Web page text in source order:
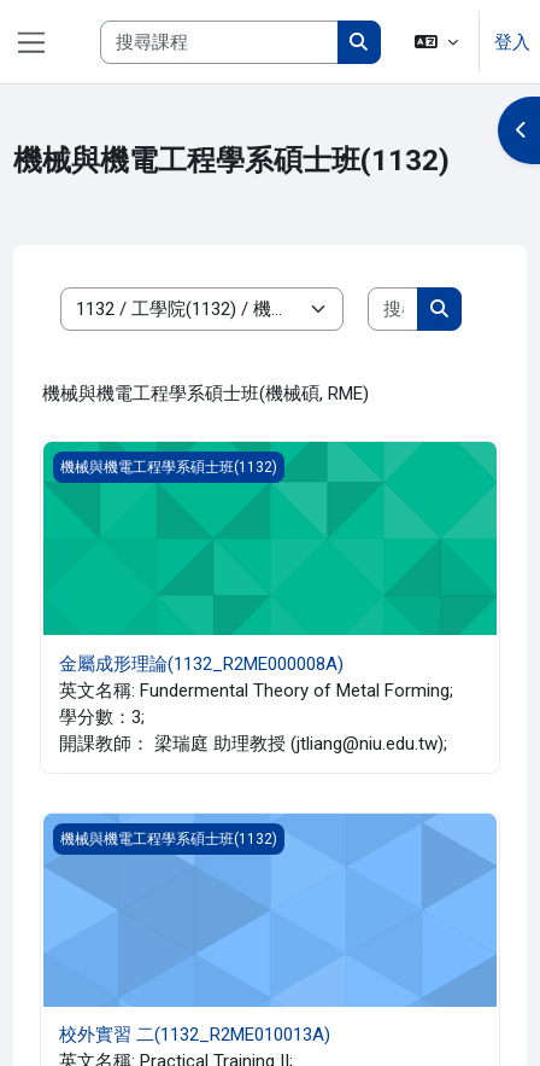
搜尋課程
搜尋課程
登入
機械與機電工程學系碩士班(1132)
開
課程類別
搜尋課程
搜尋課程
機械與機電工程學系碩士班(機械碩, RME)
金屬成形理論(1132_R2ME000008A)
機械與機電工程學系碩士班(1132)
金屬成形理論(1132_R2ME000008A)
英文名稱: Fundermental Theory of Metal Forming;
學分數：3;
開課教師： 梁瑞庭 助理教授 (jtliang@niu.edu.tw);
校外實習 二(1132_R2ME010013A)
機械與機電工程學系碩士班(1132)
校外實習 二(1132_R2ME010013A)
英文名稱: Practical Training II;